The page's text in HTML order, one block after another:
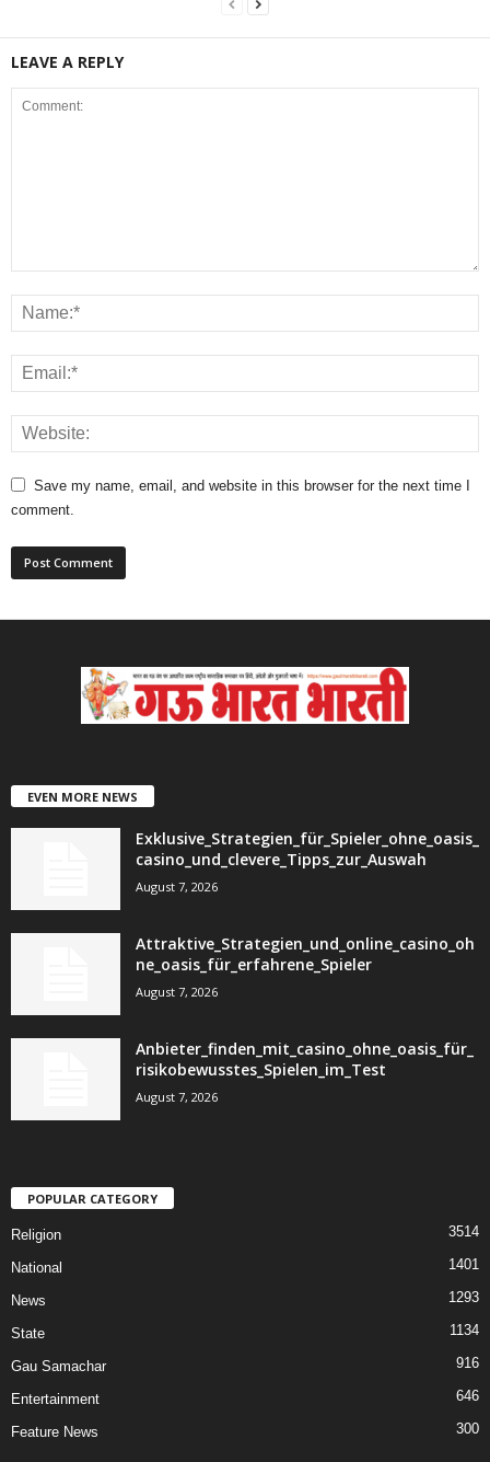
LEAVE A REPLY
Save my name, email, and website in this browser for the next time I
comment.
EVEN MORE NEWS
Exklusive_Strategien_für_Spieler_ohne_oasis_
casino_und_clevere_Tipps_zur_Auswah
August 7, 2026
Attraktive_Strategien_und_online_casino_oh
ne_oasis_für_erfahrene_Spieler
August 7, 2026
Anbieter_finden_mit_casino_ohne_oasis_für_
risikobewusstes_Spielen_im_Test
August 7, 2026
POPULAR CATEGORY
Religion 3514
National 1401
News 1293
State 1134
Gau Samachar 916
Entertainment 646
Feature News 300